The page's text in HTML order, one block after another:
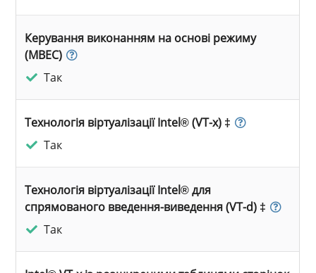
Керування виконанням на основі режиму
(MBEC)
Так
Технологія віртуалізації Intel® (VT-x) ‡
Так
Технологія віртуалізації Intel® для
спрямованого введення-виведення (VT-d) ‡
Так